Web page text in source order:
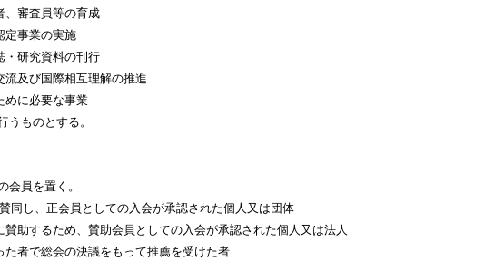
、審査員等の育成
定事業の実施
・研究資料の刊行
流及び国際相互理解の推進
めに必要な事業
うものとする。
会員を置く。
同し、正会員としての入会が承認された個人又は団体
助するため、賛助会員としての入会が承認された個人又は法人
者で総会の決議をもって推薦を受けた者